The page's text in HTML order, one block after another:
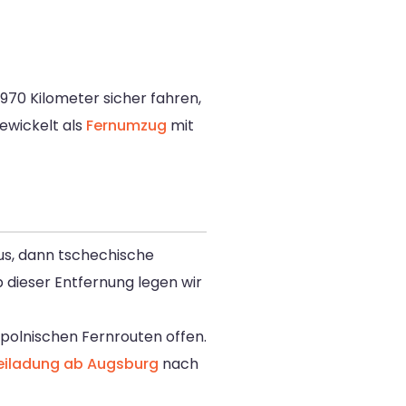
Kilometer sicher fahren,
als Fernumzug mit
dann tschechische
dieser Entfernung legen wir
Fernrouten offen.
ab Augsburg nach